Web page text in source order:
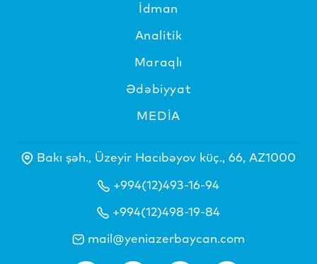
İdman
Analitik
Maraqlı
Ədəbiyyat
MEDİA
Bakı şəh., Üzeyir Hacıbəyov küç., 66, AZ1000
+994(12)493-16-94
+994(12)498-19-84
mail@yeniazerbaycan.com